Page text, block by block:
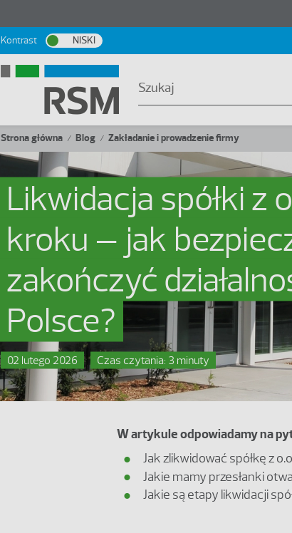
Kontrast NISKI
Ścieżka nawigacyjna
Strona główna / Blog / Zakładanie i prowadzenie firmy
Likwidacja spółki z
kroku – jak
zakończyć
Polsce?
02 lutego 2026 Czas czytania: 3 minuty
W artykule odpowiadamy na
Jak zlikwidować spółkę z
Jakie mamy przesłanki
Jakie są etapy likwidacji